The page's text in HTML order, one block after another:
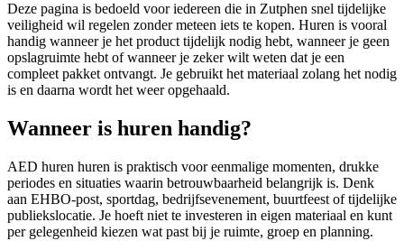
Deze pagina is bedoeld voor iedereen die in Zutphen snel tijdelijke
veiligheid wil regelen zonder meteen iets te kopen. Huren is vooral
handig wanneer je het product tijdelijk nodig hebt, wanneer je geen
opslagruimte hebt of wanneer je zeker wilt weten dat je een
compleet pakket ontvangt. Je gebruikt het materiaal zolang het nodig
is en daarna wordt het weer opgehaald.
Wanneer is huren handig?
AED huren huren is praktisch voor eenmalige momenten, drukke
periodes en situaties waarin betrouwbaarheid belangrijk is. Denk
aan EHBO-post, sportdag, bedrijfsevenement, buurtfeest of tijdelijke
publiekslocatie. Je hoeft niet te investeren in eigen materiaal en kunt
per gelegenheid kiezen wat past bij je ruimte, groep en planning.